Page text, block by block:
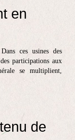
en
ces usines des
participations aux
se multiplient,
de